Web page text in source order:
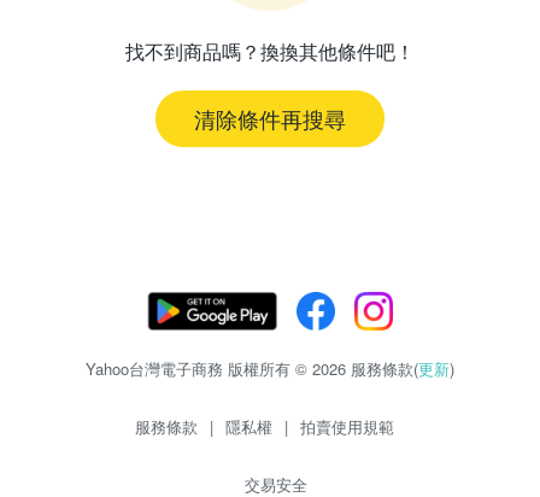
找不到商品嗎？換換其他條件吧！
清除條件再搜尋
Yahoo台灣電子商務 版權所有 © 2026 服務條款(更新)
服務條款 | 隱私權 | 拍賣使用規範
交易安全